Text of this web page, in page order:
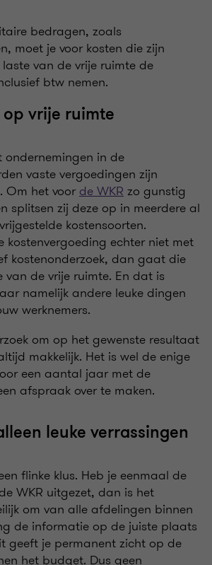
bedragen, zoals
moet je voor kosten die zijn
van de vrije ruimte de
btw nemen.
vrije ruimte
ondernemingen in de
vaste vergoedingen zijn
Om het voorde WKR zo gunstig
splitsen zij deze op in meerdere al
kostensoorten.
kostenvergoeding echter niet met
kostenonderzoek, dan gaat die
van de vrije ruimte. En dat is
namelijk andere leuke dingen
werknemers.
om op het gewenste resultaat
makkelijk. Het is wel de enige
een aantal jaar met de
afspraak over te maken.
leuke verrassingen
flinke klus. Heb je eenmaal de
WKR uitgezet, dan is het
om van alle afdelingen binnen
de informatie op de juiste plaats
geeft je permanent zicht op de
het budget. Dus geen